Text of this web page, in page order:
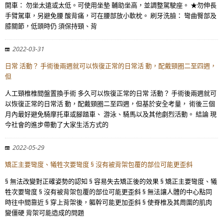
開車： 勿坐太遠或太低。可使用坐墊 輔助坐高，並調整駕駛座。 ★勿伸長
手臂駕車，另避免腰 酸背痛，可在腰部放小軟枕。 刷牙洗臉： 彎曲臀部及
膝關節，低頭時仍 須保持頸、背
2022-03-31
日常 活動？ 手術後兩週就可以恢復正常的日常活 動，配戴頸圈二至四週，
但
人工頸椎椎間盤置換手術 多久可以恢復正常的日常 活動？ 手術後兩週就可
以恢復正常的日常活 動，配戴頸圈二至四週，但基於安全考量， 術後三個
月內最好避免騎摩托車或腳踏車、 游泳、騎馬以及其他劇烈活動。 結論 現
今社會的進步帶動了大家生活方式的
2022-05-29
矯正主要彎度、犧牲次要彎度 § 沒有被背架包覆的部位可能更歪斜
§ 無法改變對正確姿勢的認知 § 容易失去矯正後的效果 § 矯正主要彎度、犧
牲次要彎度 § 沒有被背架包覆的部位可能更歪斜 § 無法讓人體的中心點同
時往中間靠近 § 穿上背架後，軀幹可能更加歪斜 § 使脊椎及其周圍的肌肉
變僵硬 背架可能造成的問題